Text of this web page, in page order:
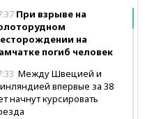
При взрыве на
на
погиб человек
Между Швецией и
впервые за 38
начнут курсировать